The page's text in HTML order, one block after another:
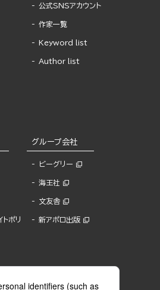
公式SNSアカウント
作家一覧
Keyword list
Author list
トポリ
グループ会社
ビーグリー
海王社
文友舎
新アポロ出版